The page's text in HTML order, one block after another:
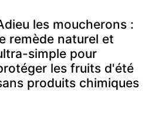
les moucherons :
remède naturel et
simple pour
les fruits d'été
produits chimiques